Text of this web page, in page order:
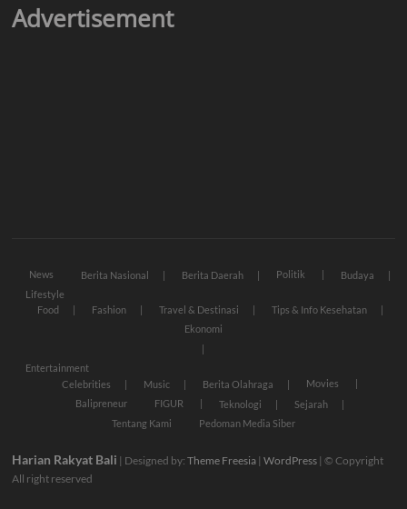
Advertisement
News Berita Nasional Berita Daerah Politik
Budaya
Lifestyle
Food
Fashion Travel & Destinasi
Tips & Info Kesehatan
Ekonomi
Entertainment
Celebrities
Music Berita Olahraga
Movies
Balipreneur
FIGUR Teknologi
Sejarah
Tentang Kami
Pedoman Media Siber
Harian Rakyat Bali | Designed by:Theme Freesia |WordPress | © Copyright
All right reserved